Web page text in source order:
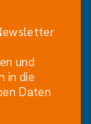
und
in die
Daten